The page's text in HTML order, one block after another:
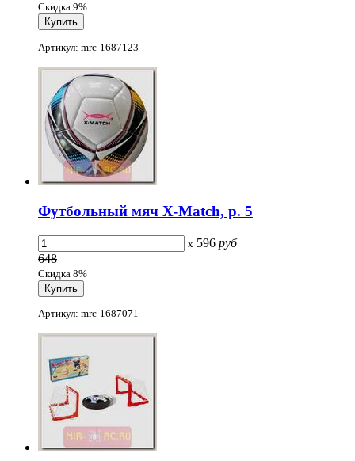
Скидка 9%
Артикул: mrc-1687123
Футбольный мяч X-Match, р. 5
x 596 руб
648
Скидка 8%
Артикул: mrc-1687071